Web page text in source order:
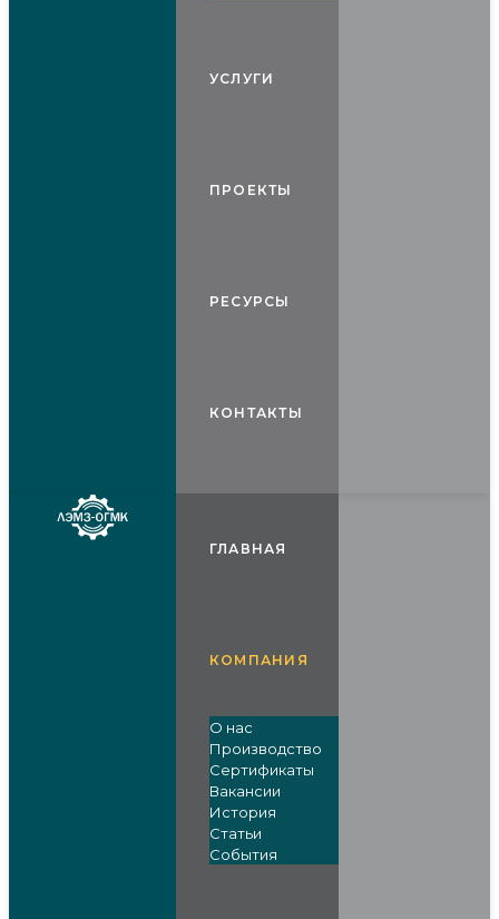
УСЛУГИ
ПРОЕКТЫ
РЕСУРСЫ
КОНТАКТЫ
ГЛАВНАЯ
КОМПАНИЯ
О нас
Производство
Сертификаты
Вакансии
История
Статьи
События